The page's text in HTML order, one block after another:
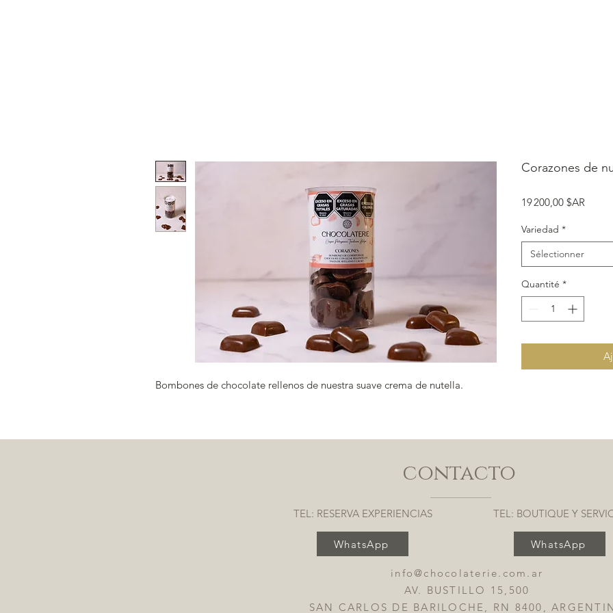
Bombones de chocolate rellenos de nuestra suave crema de nutella.
Corazones de
19 200,00 $AR
Variedad *
Sélectionner
Quantité *
contacto
TEL: RESERVA EXPERIENCIAS
WhatsApp
TEL: BOUTIQUE Y
WhatsApp
info@chocolaterie.com.ar
AV. BUSTILLO 15,500
SAN CARLOS DE BARILOCHE, RN 8400,